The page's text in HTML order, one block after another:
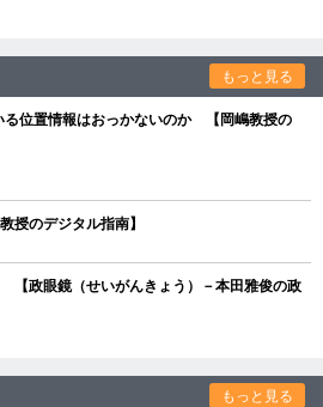
もっと見る
る位置情報はおっかないのか 【岡嶋教授の
のデジタル指南】
【政眼鏡（せいがんきょう）－本田雅俊の政
もっと見る